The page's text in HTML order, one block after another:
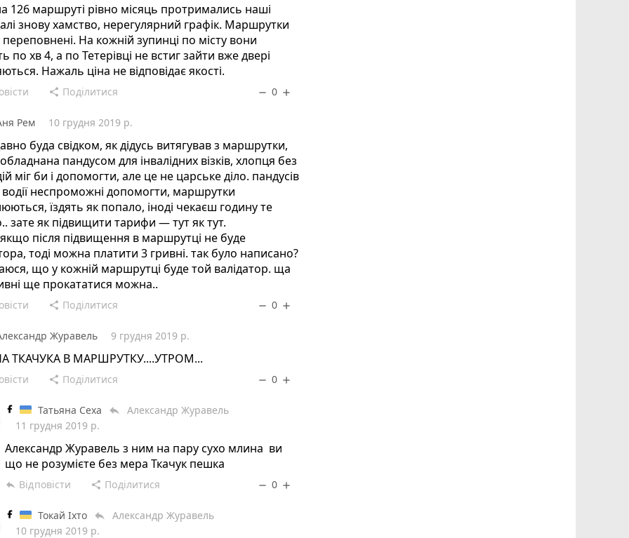
126 маршруті рівно місяць протримались наші
знову хамство, нерегулярний графік. Маршрутки
переповнені. На кожній зупинці по місту вони
по хв 4, а по Тетерівці не встиг зайти вже двері
Нажаль ціна не відповідає якості.
share Поділитися remove 0 add
Рем 10 грудня 2019 р.
буда свідком, як дідусь витягував з маршрутки,
пандусом для інвалідних візків, хлопця без
міг би і допомогти, але це не царське діло. пандусів
неспроможні допомогти, маршрутки
їздять як попало, іноді чекаєш годину те
зате як підвищити тарифи — тут як тут.
після підвищення в маршрутці не буде
тоді можна платити 3 гривні. так було написано?
що у кожній маршрутці буде той валідатор. ща
ще прокататися можна..
share Поділитися remove 0 add
Журавель 9 грудня 2019 р.
ТКАЧУКА В МАРШРУТКУ....УТРОМ...
share Поділитися remove 0 add
Татьяна Сеха reply
Александр Журавель
11 грудня 2019 р.
Александр Журавель з ним на пару сухо млина ви
що не розумієте без мера Ткачук пешка
reply Відповісти share Поділитися remove 0 add
Токай Іхто reply
Александр Журавель
10 грудня 2019 р.